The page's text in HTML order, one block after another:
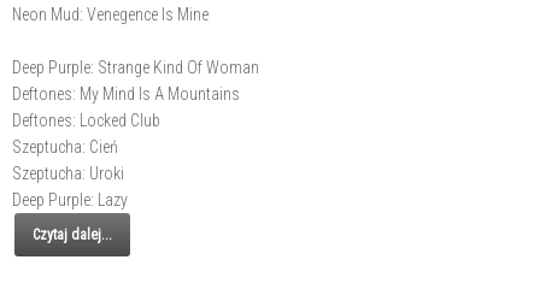
Neon Mud: Venegence Is Mine
Deep Purple: Strange Kind Of Woman
Deftones: My Mind Is A Mountains
Deftones: Locked Club
Szeptucha: Cień
Szeptucha: Uroki
Deep Purple: Lazy
Czytaj dalej...